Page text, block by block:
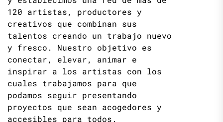
120 artistas, productores y
creativos que combinan sus
talentos creando un trabajo nuevo
y fresco. Nuestro objetivo es
conectar, elevar, animar e
inspirar a los artistas con los
cuales trabajamos para que
podamos seguir presentando
proyectos que sean acogedores y
accesibles para todos.